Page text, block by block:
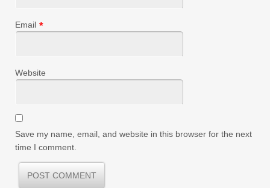
Email *
Website
Save my name, email, and website in this browser for the next
time I comment.